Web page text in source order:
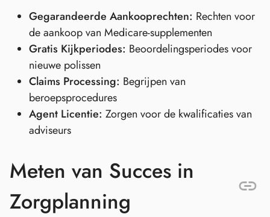
Gegarandeerde Aankooprechten: Rechten voor
de aankoop van Medicare-supplementen
Gratis Kijkperiodes: Beoordelingsperiodes voor
nieuwe polissen
Claims Processing: Begrijpen van
beroepsprocedures
Agent Licentie: Zorgen voor de kwalificaties van
adviseurs
Meten van Succes in
Zorgplanning